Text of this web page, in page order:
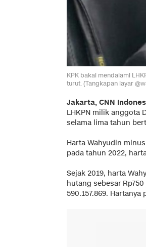
KPK bakal mendalami
turut. (Tangkapan layar
Jakarta, CNN
LHKPN milik anggota
selama lima tahun
Harta Wahyudin
pada tahun 2022,
Sejak 2019, harta
hutang sebesar
590.157.869. Hartanya